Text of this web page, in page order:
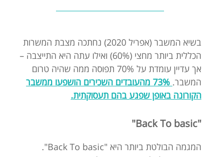
בשיא המשבר (אפריל 2020) נחתכה מצבת המשרות
הכללית ביותר מחצי (60%) ואילו עתה היא התייצבה –
אך עדיין עומדת על 70% תפוסה ממה שהיה טרום
המשבר.
73% מהעובדים השכירים הושפעו ממשבר
הקורונה באופן שפגע בהם תעסוקתית.
"Back To basic"
המגמה הבולטת ביותר היא "Back To basic".